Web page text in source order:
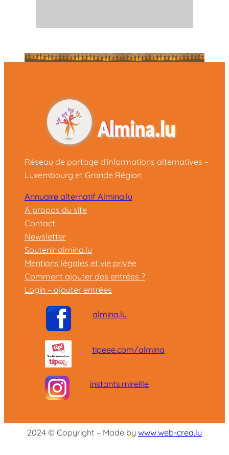
Réseau de partage d'informations alternatives –
Luxembourg et Grande Région
Annuaire alternatif Almina.lu
A propos du site
Contact
Newsletter
Soutenir almina.lu
Mentions légales et vie privée
Comment ajouter des entrées ?
Login – ajouter entrées
almina.lu
tipeee.com/almina
instants.mireille
2024 © Copyright – Made by www.web-crea.lu